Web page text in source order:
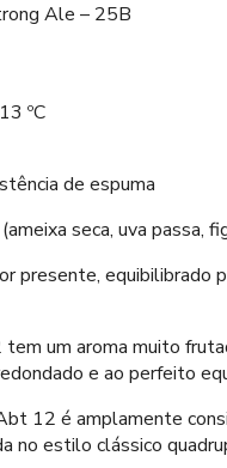
Ale – 25B
ºC
de espuma
seca, uva passa,
presente, equibilibrado
um aroma muito
e ao perfeito
12 é amplamente
no estilo clássico